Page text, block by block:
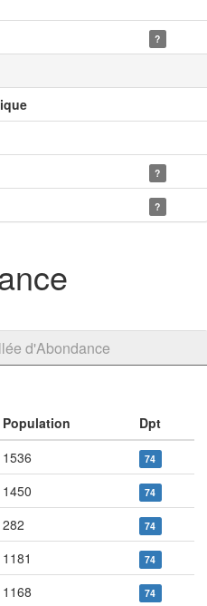
?
?
?
d'Abondance
Population
Dpt
1536 74
1450 74
282 74
1181 74
1168 74